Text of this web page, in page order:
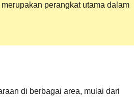
merupakan perangkat utama dalam
di berbagai area, mulai dari